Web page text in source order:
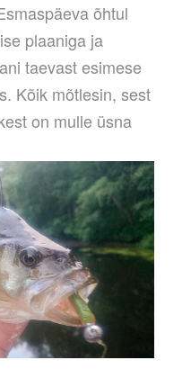
õhtul
plaaniga ja
taevast esimese
Kõik mõtlesin, sest
on mulle üsna